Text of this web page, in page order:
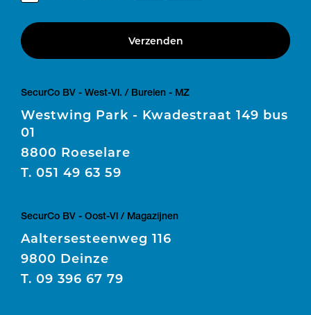
Verzenden
SecurCo BV - West-Vl. / Burelen - MZ
Westwing Park - Kwadestraat 149 bus
01
8800 Roeselare
T. 051 49 63 59
SecurCo BV - Oost-Vl / Magazijnen
Aaltersesteenweg 116
9800 Deinze
T. 09 396 67 79